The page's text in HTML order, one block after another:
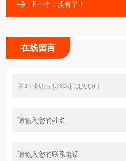
下一个：没有了！
在线留言